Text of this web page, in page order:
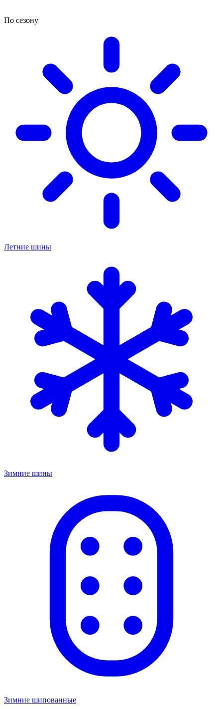
По сезону
Летние шины
Зимние шины
Зимние шипованные